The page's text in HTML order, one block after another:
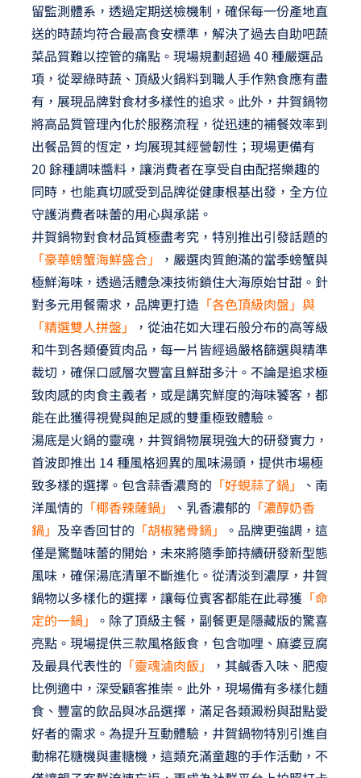
留監測體系，透過定期送檢機制，確保每一份產地直
送的時蔬均符合最高食安標準，解決了過去自助吧蔬
菜品質難以控管的痛點。現場規劃超過 40 種嚴選品
項，從翠綠時蔬、頂級火鍋料到職人手作熟食應有盡
有，展現品牌對食材多樣性的追求。此外，井賀鍋物
將高品質管理內化於服務流程，從迅速的補餐效率到
出餐品質的恆定，均展現其經營韌性；現場更備有
20 餘種調味醬料，讓消費者在享受自由配搭樂趣的
同時，也能真切感受到品牌從健康根基出發，全方位
守護消費者味蕾的用心與承諾。
井賀鍋物對食材品質極盡考究，特別推出引發話題的
「豪華螃蟹海鮮盛合」
，嚴選肉質飽滿的當季螃蟹與
極鮮海味，透過活體急凍技術鎖住大海原始甘甜。針
對多元用餐需求，品牌更打造「各色頂級肉盤」與
「精選雙人拼盤」
，從油花如大理石般分布的高等級
和牛到各類優質肉品，每一片皆經過嚴格篩選與精準
裁切，確保口感層次豐富且鮮甜多汁。不論是追求極
致肉感的肉食主義者，或是講究鮮度的海味饕客，都
能在此獲得視覺與飽足感的雙重極致體驗。
湯底是火鍋的靈魂，井賀鍋物展現強大的研發實力，
首波即推出 14 種風格迥異的風味湯頭，提供市場極
致多樣的選擇。包含蒜香濃育的 「好蜆蒜了鍋」
、南
洋風情的 「椰香辣薩鍋」 、乳香濃郁的 「濃醇奶香
鍋」 及辛香回甘的 「胡椒豬骨鍋」
。品牌更強調，這
僅是驚豔味蕾的開始，未來將隨季節持續研發新型態
風味，確保湯底清單不斷進化。從清淡到濃厚，井賀
鍋物以多樣化的選擇，讓每位賓客都能在此尋獲「命
定的一鍋」
。除了頂級主餐，副餐更是隱藏版的驚喜
亮點。現場提供三款風格飯食，包含咖哩、麻婆豆腐
及最具代表性的 「靈魂滷肉飯」
，其鹹香入味、肥瘦
比例適中，深受顧客推崇。此外，現場備有多樣化麵
食、豐富的飲品與冰品選擇，滿足各類澱粉與甜點愛
好者的需求。為提升互動體驗，井賀鍋物特別引進自
動棉花糖機與畫糖機，這類充滿童趣的手作活動，不